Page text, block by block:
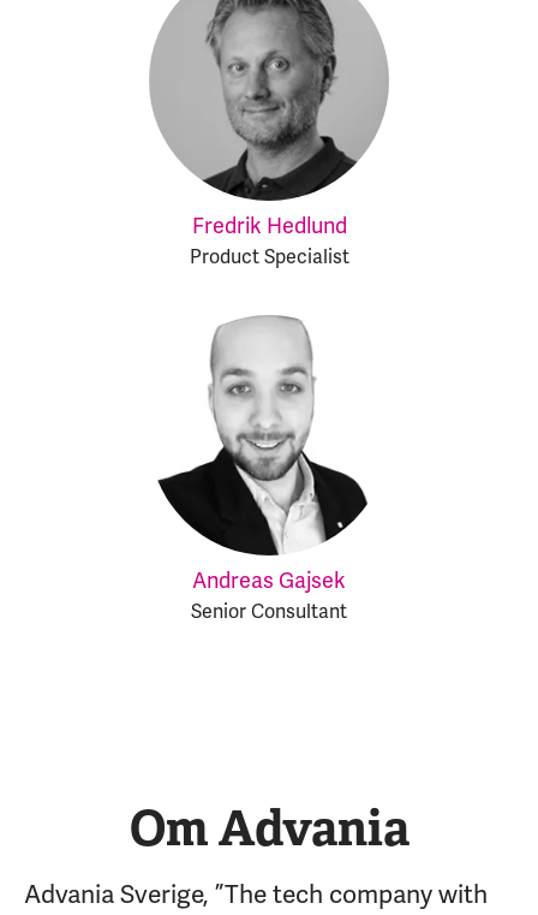
Fredrik Hedlund
Product Specialist
Andreas Gajsek
Senior Consultant
Om Advania
Advania Sverige, ”The tech company with